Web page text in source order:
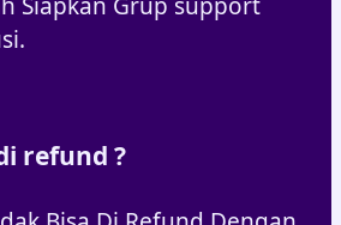
Siapkan Grup support
refund ?